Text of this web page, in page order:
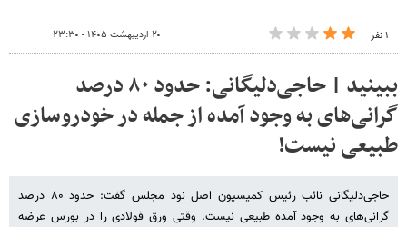
۱ نفر ۲۰ اردیبهشت ۱۴۰۵ - ۲۳:۳۰
ببینید | حاجی‌دلیگانی: حدود ۸۰ درصد
گرانی‌های به وجود آمده از جمله در خودروسازی
طبیعی نیست!
حاجی‌دلیگانی نائب رئیس کمیسیون اصل نود مجلس گفت: حدود ۸۰ درصد
گرانی‌های به وجود آمده طبیعی نیست. وقتی ورق فولادی را در بورس عرضه